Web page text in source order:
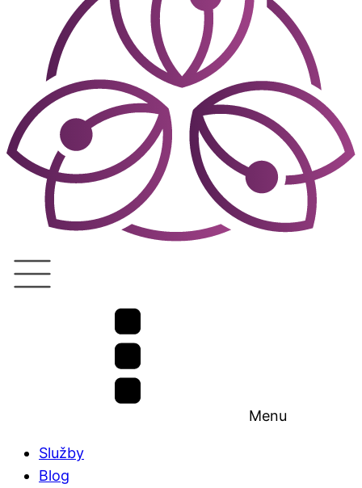
Menu
Služby
Blog